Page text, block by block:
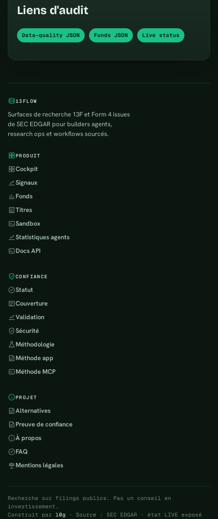
Liens d'audit
Data-quality JSON Funds JSON Live status
13FLOW
Surfaces de recherche 13F et Form 4 issues
de SEC EDGAR pour builders agents,
research ops et workflows sourcés.
PRODUIT
Cockpit
Signaux
Fonds
Titres
Sandbox
Statistiques agents
Docs API
CONFIANCE
Statut
Couverture
Validation
Sécurité
Méthodologie
Méthode app
Méthode MCP
PROJET
Alternatives
Preuve de confiance
À propos
FAQ
Mentions légales
Recherche sur filings publics. Pas un conseil en
investissement.
Construit par l0g · Source : SEC EDGAR · état LIVE exposé